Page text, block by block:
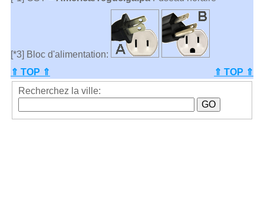
[*3] Bloc d'alimentation:
⇑ TOP ⇑
⇑ TOP ⇑
Recherchez la ville: